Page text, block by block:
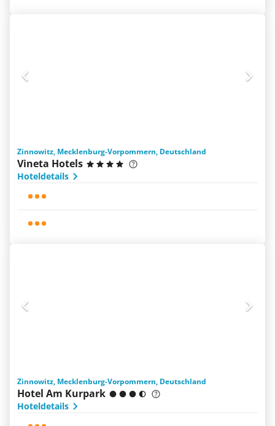
Zinnowitz, Mecklenburg-Vorpommern, Deutschland
Vineta Hotels
Hoteldetails
Zinnowitz, Mecklenburg-Vorpommern, Deutschland
Hotel Am Kurpark
Hoteldetails